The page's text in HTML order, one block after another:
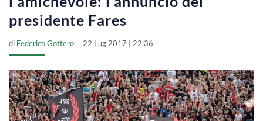
presidente Fares
di Federico Gottero 22 Lug 2017 | 22:36